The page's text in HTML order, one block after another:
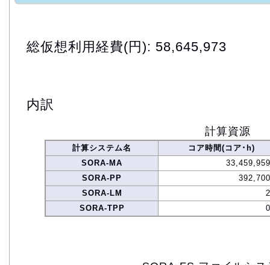
総仮想利用経費(円): 58,645,973
内訳
計算資源
計算システム名
コア時間(コア･h)
SORA-MA
SORA-PP
SORA-LM
SORA-TPP